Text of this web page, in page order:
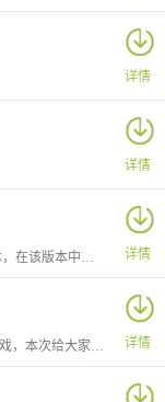
助、更改设置、
详情
详情
越狱模拟器3D免广告版是游戏的破解版本，在该版本中为玩家去除了广告，玩家可以不看广告直接获得奖励。这是一款身临其境的越狱模拟游戏，将策略、紧张感和秘密探索融为一体，提供一场充满挑战的自由之路。
详情
地铁跑酷是一个非常经典的跑酷闯关类游戏，本次给大家带来的是2025最新破解版，解锁了全部内购的东西，打开商店就可以免费购买需要的道具
详情